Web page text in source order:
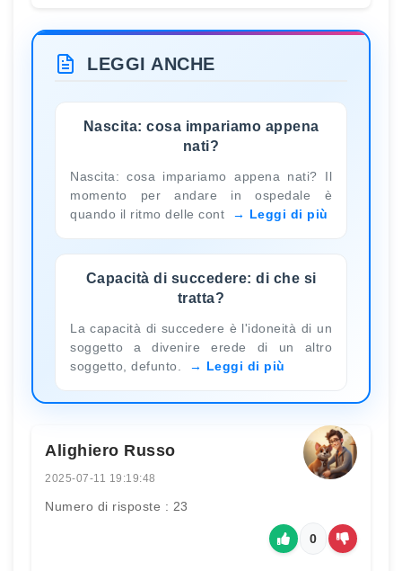
LEGGI ANCHE
Nascita: cosa impariamo appena
nati?
Nascita: cosa impariamo appena nati? Il
momento per andare in ospedale è
quando il ritmo delle cont
Leggi di più
Capacità di succedere: di che si
tratta?
La capacità di succedere è l'idoneità di un
soggetto a divenire erede di un altro
soggetto, defunto.
Leggi di più
Alighiero Russo
2025-07-11 19:19:48
Numero di risposte : 23
0